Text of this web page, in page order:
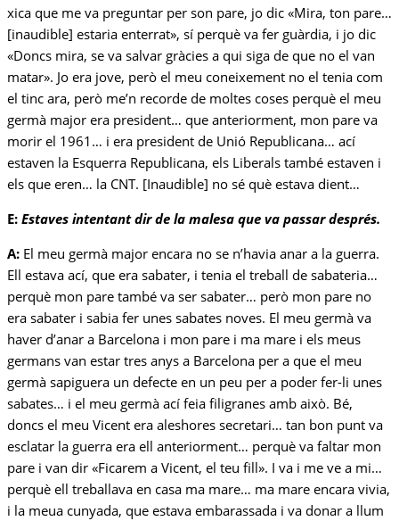
xica que me va preguntar per son pare, jo dic «Mira, ton pare…
[inaudible] estaria enterrat», sí perquè va fer guàrdia, i jo dic
«Doncs mira, se va salvar gràcies a qui siga de que no el van
matar». Jo era jove, però el meu coneixement no el tenia com
el tinc ara, però me’n recorde de moltes coses perquè el meu
germà major era president… que anteriorment, mon pare va
morir el 1961… i era president de Unió Republicana… ací
estaven la Esquerra Republicana, els Liberals també estaven i
els que eren… la CNT. [Inaudible] no sé què estava dient…
E: Estaves intentant dir de la malesa que va passar després.
A: El meu germà major encara no se n’havia anar a la guerra.
Ell estava ací, que era sabater, i tenia el treball de sabateria…
perquè mon pare també va ser sabater… però mon pare no
era sabater i sabia fer unes sabates noves. El meu germà va
haver d’anar a Barcelona i mon pare i ma mare i els meus
germans van estar tres anys a Barcelona per a que el meu
germà sapiguera un defecte en un peu per a poder fer-li unes
sabates… i el meu germà ací feia filigranes amb això. Bé,
doncs el meu Vicent era aleshores secretari… tan bon punt va
esclatar la guerra era ell anteriorment… perquè va faltar mon
pare i van dir «Ficarem a Vicent, el teu fill». I va i me ve a mi…
perquè ell treballava en casa ma mare… ma mare encara vivia,
i la meua cunyada, que estava embarassada i va donar a llum